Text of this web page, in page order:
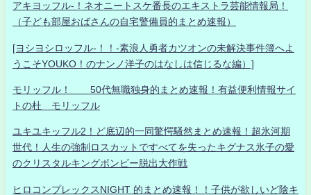
アキヨッフル-！ネオニートスケ番長のエキストラ芸能情報局！
（子ども部屋おばさんの自宅警備員的まとめ速報）
[ヨシヨシロッフル-！！-素浪人勇者カツオンの未解決事件簿へよ
うこそYOUKO！のナンノ洋子のはなしは信じるな編）]
モリッフル！ 50代無職独身的まとめ速報！有益便利情報サイ
トの杜 モリッフル
ユキユキッフル2！ど底辺的一同驚愕騒然まとめ速報！超氷河期
世代！人生の強制ロスカットですべてを失ったキグナス氷子の愛
のクリスタルキングボンビー脱出大作戦
ヒロコンプレックスNIGHT 的まとめ速報！！子供が欲しいど陰キ